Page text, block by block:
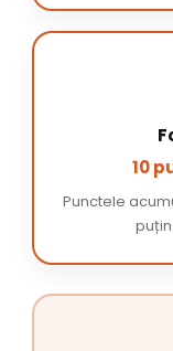
10
Punctele